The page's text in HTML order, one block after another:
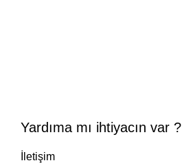
Yardıma mı ihtiyacın var ?
İletişim